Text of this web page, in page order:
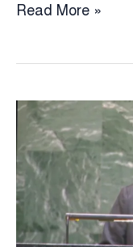
রোহিঙ্গাদের
কমে
যাওয়ায়
উদ্বেগ,
আন্তর্জাতিক
সম্প্রদায়ের
জোরালো
Read More »